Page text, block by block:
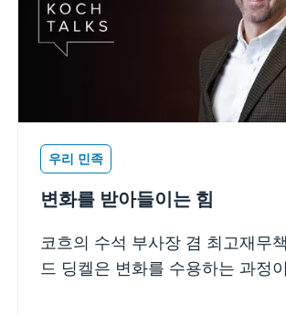
우리 민족
변화를 받아들이는 힘
코흐의 수석 부사장 겸 최고재무
드 딩켈은 변화를 수용하는 과정